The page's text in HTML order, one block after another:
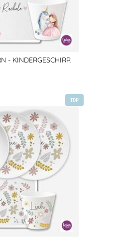
- KINDERGESCHIRR
TOP